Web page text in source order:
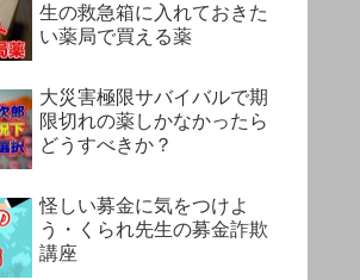
生の救急箱に入れておきた
い薬局で買える薬
大災害極限サバイバルで期
限切れの薬しかなかったら
どうすべきか？
怪しい募金に気をつけよ
う・くられ先生の募金詐欺
講座